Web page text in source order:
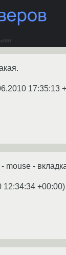
17:35:13
mouse -
12:34:34 +00:00)